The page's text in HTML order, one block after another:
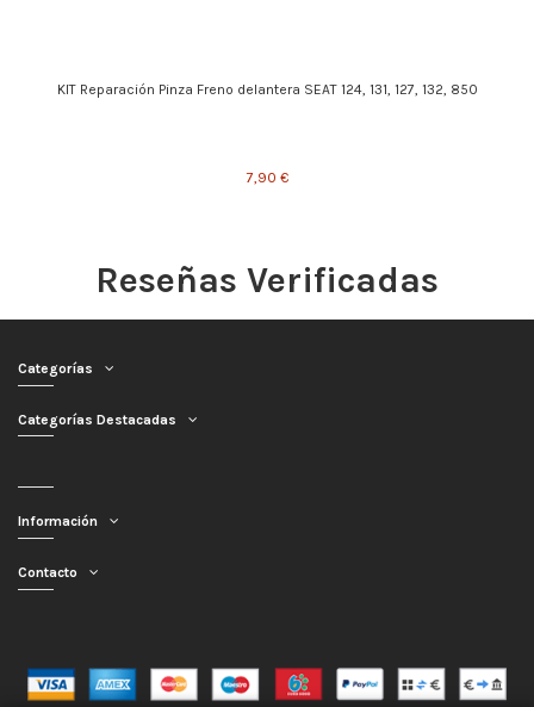
KIT Reparación Pinza Freno delantera SEAT 124, 131, 127, 132, 850
7,90 €
Reseñas Verificadas
Categorías
Categorías Destacadas
Información
Contacto